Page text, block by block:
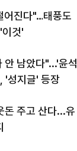
어진다"…태풍도
이것'
안 남았다"...'윤석
'성지글' 등장
돈 주고 산다...유